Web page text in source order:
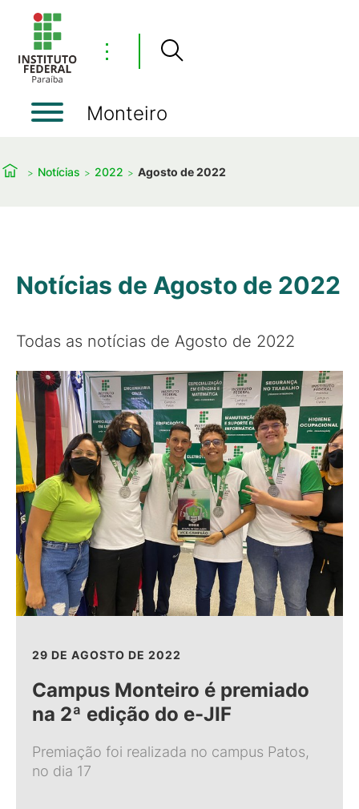
⋮
Monteiro
Notícias 2022 Agosto de 2022
Notícias de Agosto de 2022
Todas as notícias de Agosto de 2022
29 DE AGOSTO DE 2022
Campus Monteiro é premiado
na 2ª edição do e-JIF
Premiação foi realizada no campus Patos,
no dia 17